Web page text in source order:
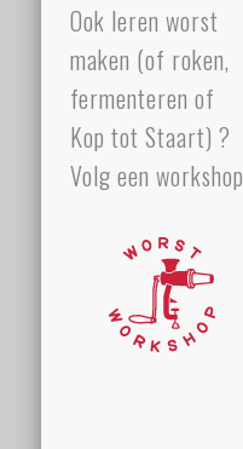
Ook leren worst
maken (of roken,
fermenteren of
Kop tot Staart) ?
Volg een workshop